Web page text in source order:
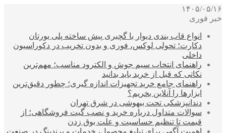
۱۴۰۵/۰۵/۱۶
خبر فوری
انواع قاب بندی دیوار با گچبری پیش ساخته پلی یورتان
دکارت؛ تحولی لوکس، فوری و بدون تخریب در دکوراسیون
داخلی
راهنمای انتخاب سیم جوش و الکترود مناسب؛ مهم‌ترین
نکاتی که قبل از خرید باید بدانید
راهنمای جامع خرید تجهیزات اندازه گیری؛ چطور دقیق‌ترین
ابزارها را آنلاین بخریم؟
دندانپزشکی تحت بیهوشی در شرق تهران
سوالات متداول درباره خرید و نصب گیت فروشگاهی؛ از
قیمت تا تنظیم حساسیت و علت بوق زدن
اهمیت آگهی برای تبلیغ محصول، خدمات و برندینگ در صنعت